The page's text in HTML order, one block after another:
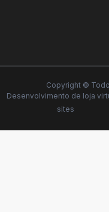
Copyright ©
Desenvolvimento de loja
sites